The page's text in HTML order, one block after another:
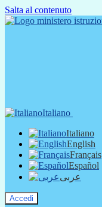
Salta al contenuto
Italiano
Italiano
English
Français
Español
عربى
Accedi